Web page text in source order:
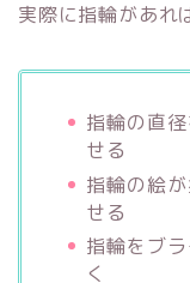
実際に指輪があれ
指輪の直
せる
指輪の絵
せる
指輪をブ
く